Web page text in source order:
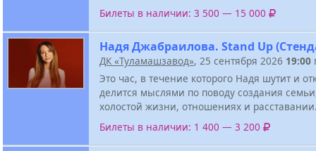
Билеты в наличии: 3 500 — 15 000
Надя Джабраилова. Stand Up
ДК «Туламашзавод», 25 сентября 2026 19:00
Это час, в течение которого Надя шутит и
делится мыслями по поводу создания
холостой жизни, отношениях и
Билеты в наличии: 1 400 — 3 200